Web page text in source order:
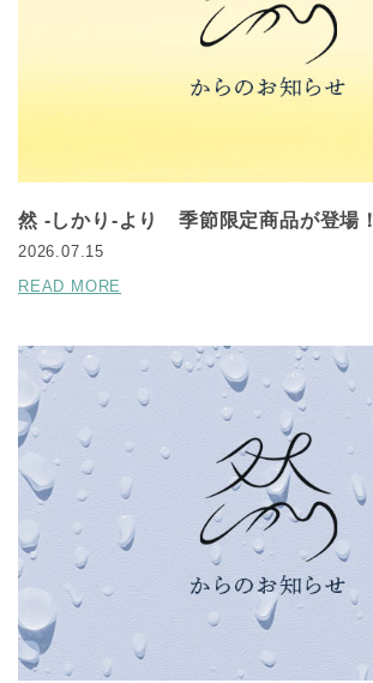
然 -しかり-より 季節限定商品が登場！
2026.07.15
READ MORE